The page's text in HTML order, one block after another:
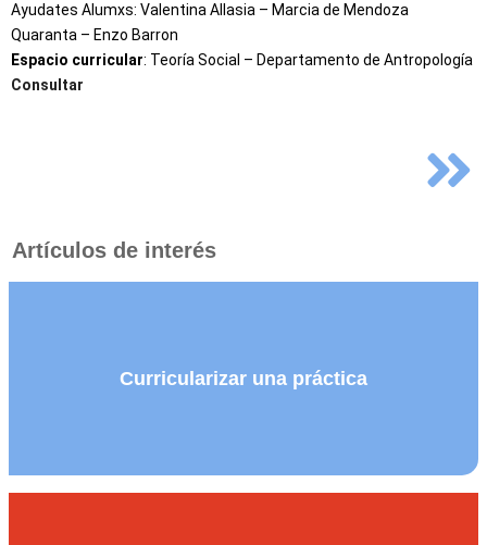
Ayudates Alumxs: Valentina Allasia – Marcia de Mendoza
Quaranta – Enzo Barron
Espacio curricular: Teoría Social – Departamento de Antropología
Consultar
Artículos de interés
Curricularizar una práctica